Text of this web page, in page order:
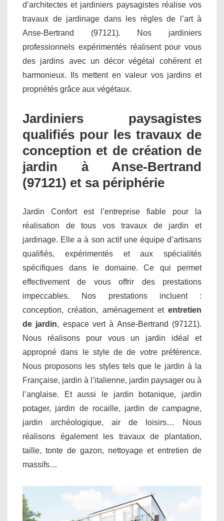
d’architectes et jardiniers paysagistes réalise vos
travaux de jardinage dans les règles de l’art à
Anse-Bertrand (97121). Nos jardiniers
professionnels expérimentés réalisent pour vous
des jardins avec un décor végétal cohérent et
harmonieux. Ils mettent en valeur vos jardins et
propriétés grâce aux végétaux.
Jardiniers paysagistes
qualifiés pour les travaux de
conception et de création de
jardin à Anse-Bertrand
(97121) et sa périphérie
Jardin Confort est l’entreprise fiable pour la
réalisation de tous vos travaux de jardin et
jardinage. Elle a à son actif une équipe d’artisans
qualifiés, expérimentés et aux spécialités
spécifiques dans le domaine. Ce qui permet
effectivement de vous offrir des prestations
impeccables. Nos prestations incluent :
conception, création, aménagement et entretien
de jardin, espace vert à Anse-Bertrand (97121).
Nous réalisons pour vous un jardin idéal et
approprié dans le style de de votre préférence.
Nous proposons les styles tels que le jardin à la
Française, jardin à l’italienne, jardin paysager ou à
l’anglaise. Et aussi le jardin botanique, jardin
potager, jardin de rocaille, jardin de campagne,
jardin archéologique, air de loisirs… Nous
réalisons également les travaux de plantation,
taille, tonte de gazon, nettoyage et entretien de
massifs…